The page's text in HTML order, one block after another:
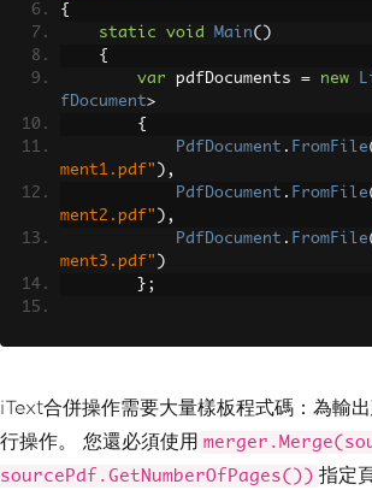
, sourcePdf .
}
}
{
static
void Main()
{
var pdfDocuments = new
fDocument>
{
PdfDocument . FromFile
ment1.pdf" ),
PdfDocument . FromFile
ment2.pdf" ),
PdfDocument . FromFile
ment3.pdf" )
};
}
}
iText合併操作需要大量樣板程式碼：為輸
行操作。 您還必須使用
sourcePdf.GetNumberOfPages()) 指定